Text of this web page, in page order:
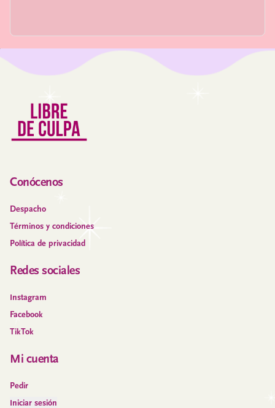
Conócenos
Despacho
Términos y condiciones
Política de privacidad
Redes sociales
Instagram
Facebook
TikTok
Mi cuenta
Pedir
Iniciar sesión